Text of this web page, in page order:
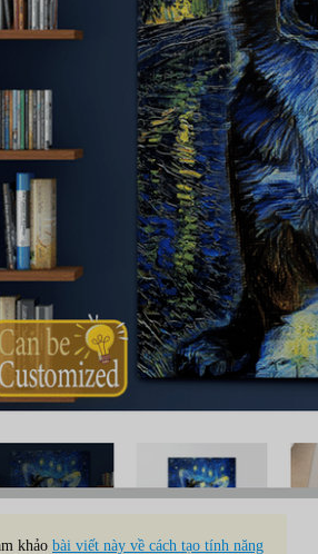
khảo bài viết này về cách tạo tính năng